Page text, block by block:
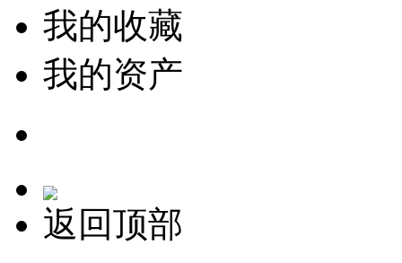
我的收藏
我的资产
返回顶部